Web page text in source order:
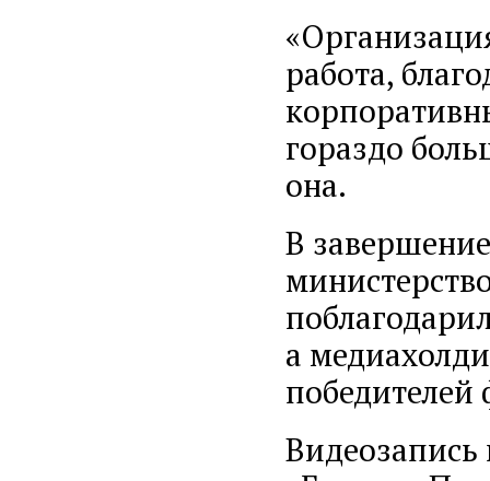
работа,
гораздо
она.
В
а
победителей
Видеозапись